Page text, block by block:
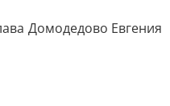
Домодедово Евгения